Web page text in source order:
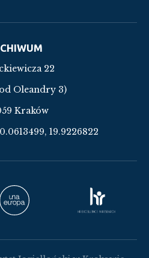
22
Oleandry 3)
Kraków
19.9226822